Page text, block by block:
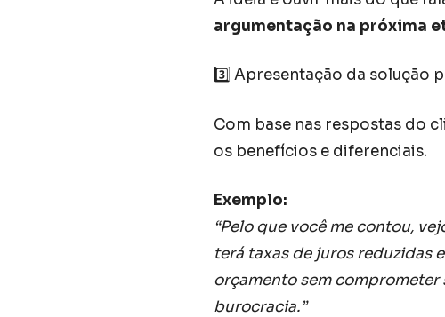
argumentação na próxima
3️⃣ Apresentação da solução
Com base nas respostas do
os benefícios e diferenciais.
Exemplo:
“Pelo que você me contou,
terá taxas de juros reduzidas
orçamento sem comprometer
burocracia.”